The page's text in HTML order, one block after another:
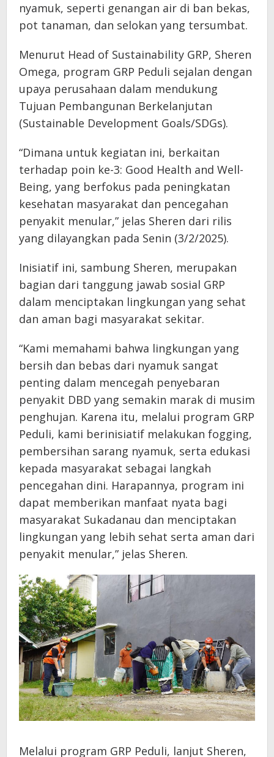
nyamuk, seperti genangan air di ban bekas,
pot tanaman, dan selokan yang tersumbat.
Menurut Head of Sustainability GRP, Sheren
Omega, program GRP Peduli sejalan dengan
upaya perusahaan dalam mendukung
Tujuan Pembangunan Berkelanjutan
(Sustainable Development Goals/SDGs).
“Dimana untuk kegiatan ini, berkaitan
terhadap poin ke-3: Good Health and Well-
Being, yang berfokus pada peningkatan
kesehatan masyarakat dan pencegahan
penyakit menular,” jelas Sheren dari rilis
yang dilayangkan pada Senin (3/2/2025).
Inisiatif ini, sambung Sheren, merupakan
bagian dari tanggung jawab sosial GRP
dalam menciptakan lingkungan yang sehat
dan aman bagi masyarakat sekitar.
“Kami memahami bahwa lingkungan yang
bersih dan bebas dari nyamuk sangat
penting dalam mencegah penyebaran
penyakit DBD yang semakin marak di musim
penghujan. Karena itu, melalui program GRP
Peduli, kami berinisiatif melakukan fogging,
pembersihan sarang nyamuk, serta edukasi
kepada masyarakat sebagai langkah
pencegahan dini. Harapannya, program ini
dapat memberikan manfaat nyata bagi
masyarakat Sukadanau dan menciptakan
lingkungan yang lebih sehat serta aman dari
penyakit menular,” jelas Sheren.
Melalui program GRP Peduli, lanjut Sheren,